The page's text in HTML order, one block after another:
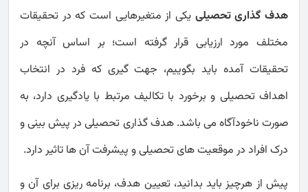
هدف گذاری تحصیلی یکی از متغیرهایی است که در تحقیقات
مختلف مورد ارزیابی قرار گرفته است؛ بر اساس آنچه در
تحقیقات آمده باید بگوییم، جهت گیری که فرد در انتخاب
اهداف تحصیلی و برخورد با تکالیف مرتبط با یادگیری دارد، به
صورت ناخودآگاه می باشد. هدف گذاری تحصیلی در پیش بینی و
درک افراد در موقعیت های تحصیلی و پیشرفت آن ها تاثیر دارد.
پیش از هرچیز باید بدانید، تعیین هدف، برنامه ریزی برای آن و